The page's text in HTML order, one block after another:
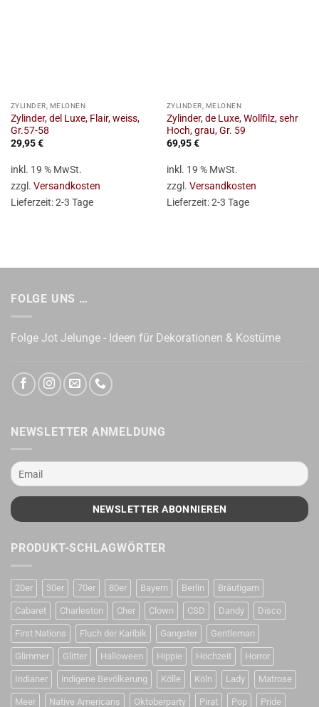
ZYLINDER, MELONEN
Zylinder, del Luxe, Flair, weiss,
Gr.57-58
29,95€
inkl. 19 % MwSt.
zzgl. Versandkosten
Lieferzeit:2-3 Tage
ZYLINDER, MELONEN
Zylinder, de Luxe, Wollfilz, sehr
Hoch, grau, Gr. 59
69,95€
inkl. 19 % MwSt.
zzgl. Versandkosten
Lieferzeit:2-3 Tage
FOLGE UNS …
Folge Jot Jelunge - Ideen für Dekorationen & Kostüme
NEWSLETTER ANMELDUNG
PRODUKT-SCHLAGWÖRTER
20er 30er 70er 80er Bayern Berlin Bräutigam
Cabaret Charleston Cher Clown CSD Dandy Disco
First Nations Fluch der Karibik Gangster Gentleman
Glimmer Glitter Halloween Hippie Hochzeit Horror
Indianer indigene Bevölkerung Kölle Köln Lady Matrose
Meer Native Americans Oktoberparty Pirat Pop Pride